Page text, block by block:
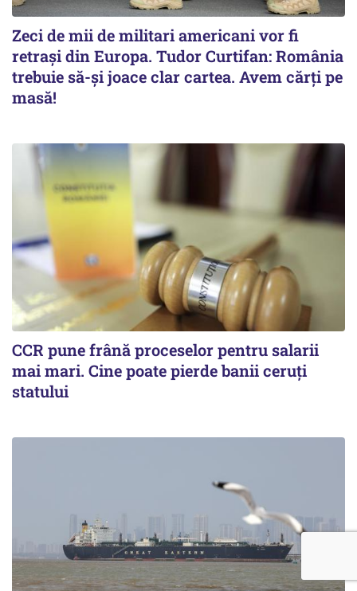
Zeci de mii de militari americani vor fi
retrași din Europa. Tudor Curtifan: România
trebuie să-și joace clar cartea. Avem cărți pe
masă!
CCR pune frână proceselor pentru salarii
mai mari. Cine poate pierde banii ceruți
statului